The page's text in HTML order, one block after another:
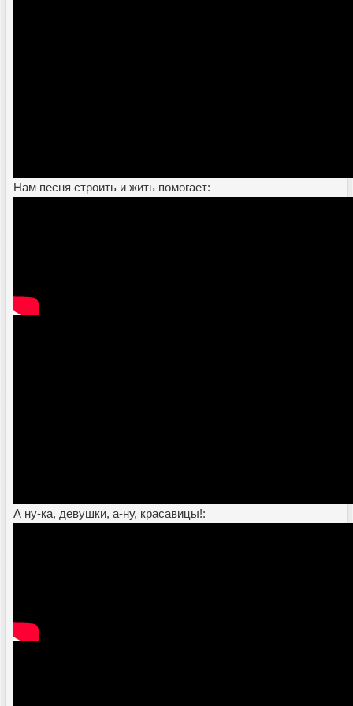
Нам песня строить и жить помогает:
А ну-ка, девушки, а-ну, красавицы!: